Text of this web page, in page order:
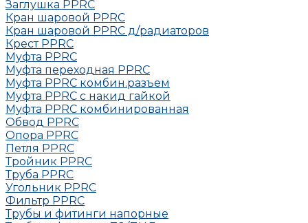
Заглушка РРRC
Кран шаровой PPRC
Кран шаровой PPRC д/радиаторов
Крест PPRC
Муфта PPRC
Муфта переходная PPRC
Муфта РРRC комбин.разъем
Муфта PPRC с накид гайкой
Муфта РРRC комбинированная
Обвод РРRC
Опора РРRC
Петля РРRC
Тройник РРRC
Труба РРRC
Угольник РРRC
Фильтр PPRC
Трубы и фитинги напорные